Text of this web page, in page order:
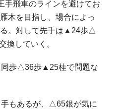
手飛車のラインを避けてお
木を目指し、場合によっ
。対して先手は▲24歩△
換していく。
歩△36歩▲25桂で問題な
もあるが、△65銀が気に